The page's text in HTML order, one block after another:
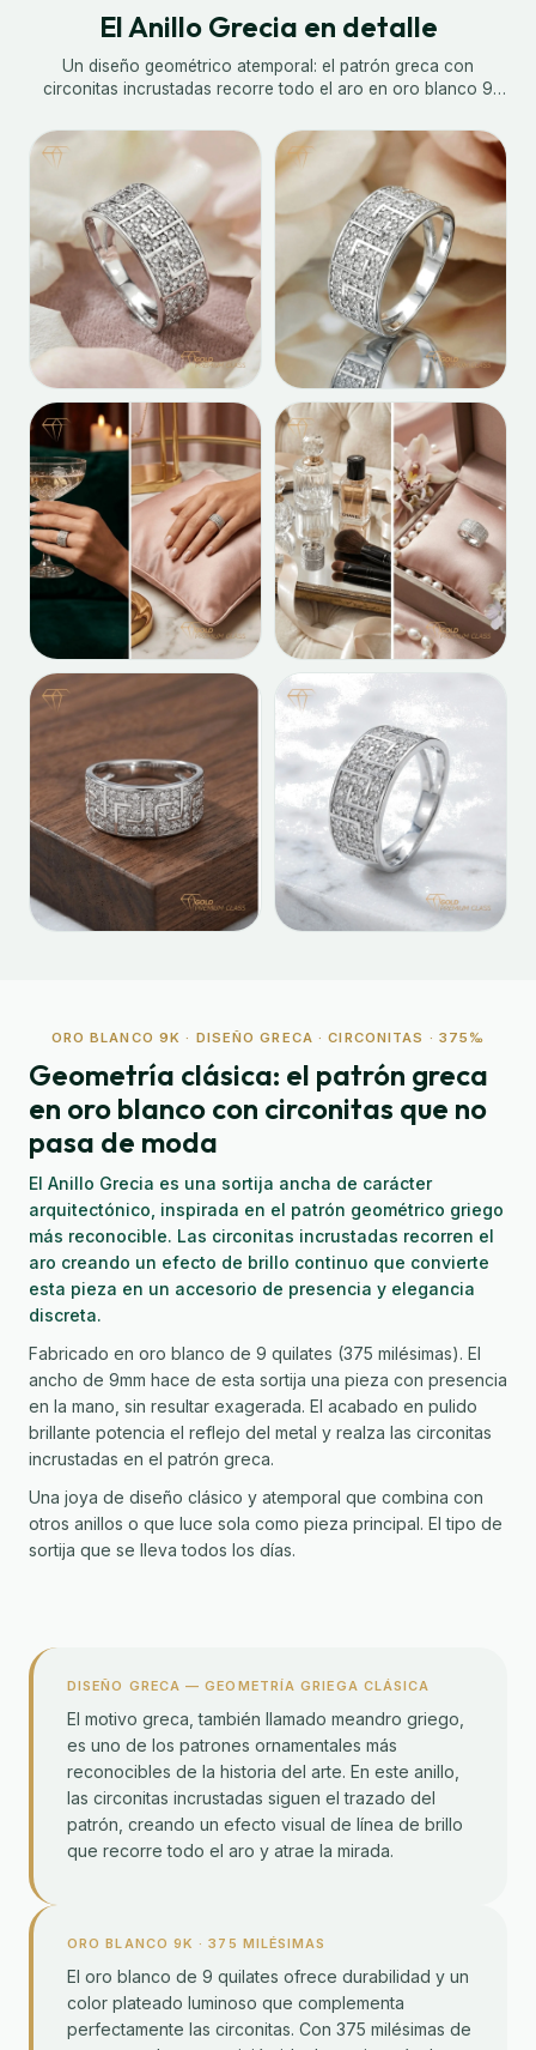
El Anillo Grecia en detalle
Un diseño geométrico atemporal: el patrón greca con
circonitas incrustadas recorre todo el aro en oro blanco 9
aporta luminosidad a una pieza de carácter arquitectónico y
sofisticado.
ORO BLANCO 9K · DISEÑO GRECA · CIRCONITAS · 375‰
Geometría clásica: el patrón greca
en oro blanco con circonitas que no
pasa de moda
El Anillo Grecia es una sortija ancha de carácter
arquitectónico, inspirada en el patrón geométrico griego
más reconocible. Las circonitas incrustadas recorren el
aro creando un efecto de brillo continuo que convierte
esta pieza en un accesorio de presencia y elegancia
discreta.
Fabricado en oro blanco de 9 quilates (375 milésimas). El
ancho de 9mm hace de esta sortija una pieza con presencia
en la mano, sin resultar exagerada. El acabado en pulido
brillante potencia el reflejo del metal y realza las circonitas
incrustadas en el patrón greca.
Una joya de diseño clásico y atemporal que combina con
otros anillos o que luce sola como pieza principal. El tipo de
sortija que se lleva todos los días.
DISEÑO GRECA — GEOMETRÍA GRIEGA CLÁSICA
El motivo greca, también llamado meandro griego,
es uno de los patrones ornamentales más
reconocibles de la historia del arte. En este anillo,
las circonitas incrustadas siguen el trazado del
patrón, creando un efecto visual de línea de brillo
que recorre todo el aro y atrae la mirada.
ORO BLANCO 9K · 375 MILÉSIMAS
El oro blanco de 9 quilates ofrece durabilidad y un
color plateado luminoso que complementa
perfectamente las circonitas. Con 375 milésimas de